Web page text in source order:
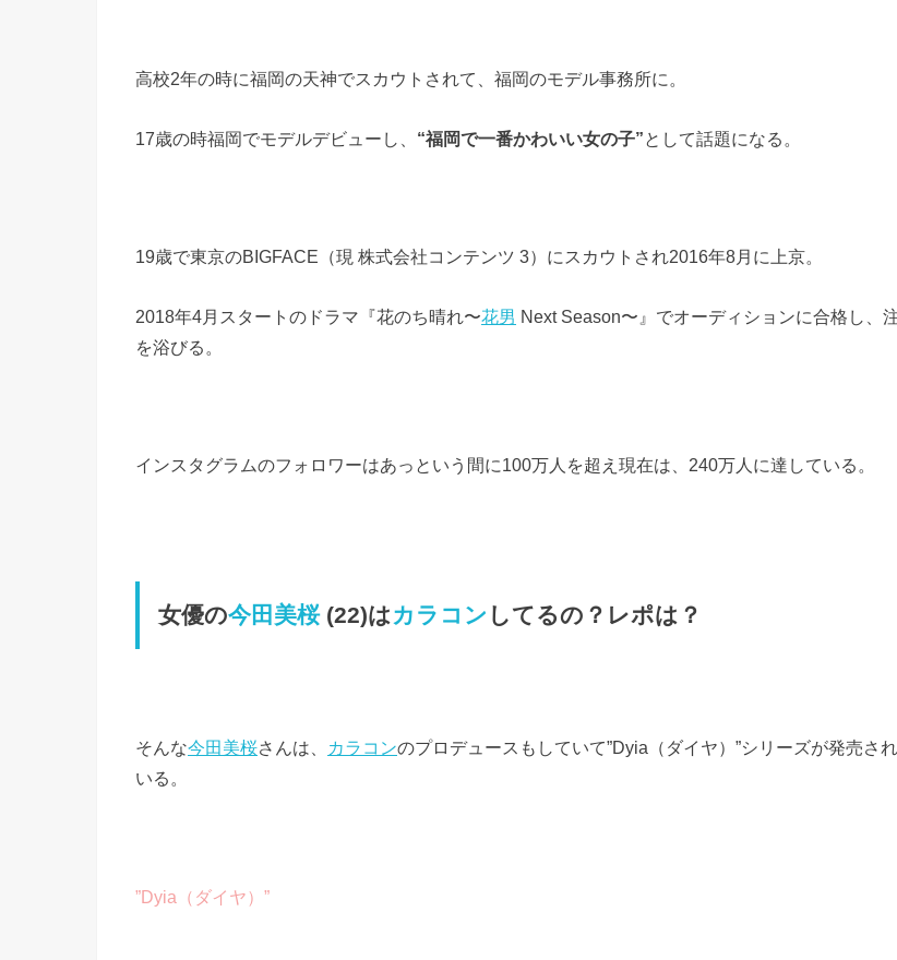
高校2年の時に福岡の天神でスカウトされて、福岡のモデル事務所に。
17歳の時福岡でモデルデビューし、 “福岡で一番かわいい女の子”として話題になる。
19歳で東京のBIGFACE（現 株式会社コンテンツ 3）にスカウトされ2016年8月に上京。
2018年4月スタートのドラマ『花のち晴れ〜花男 Next Season〜』でオーディションに合格し、
を浴びる。
インスタグラムのフォロワーはあっという間に100万人を超え現在は、240万人に達している。
女優の今田美桜(22)はカラコン してるの？レポは？
そんな今田美桜さんは、 カラコンのプロデュースもしていて”Dyia（ダイヤ）”シリーズが発売さ
いる。
”Dyia（ダイヤ）”